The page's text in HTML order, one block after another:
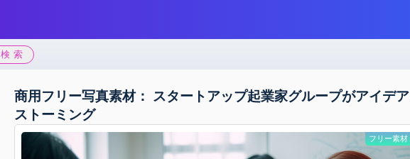
検索
商用フリー写真素材： スタートアップ起業家グループがアイデ
ストーミング
フリー素